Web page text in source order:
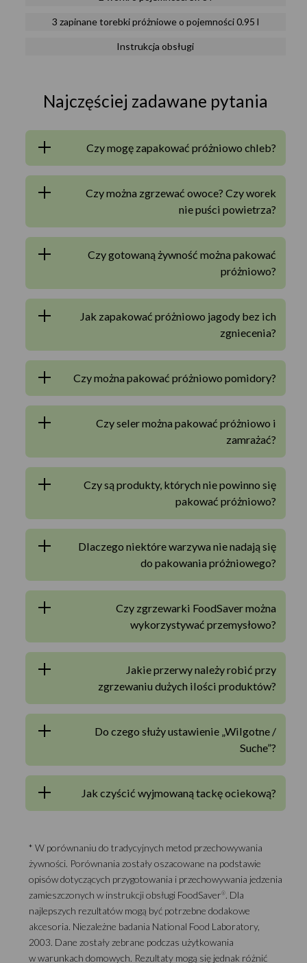
3 zapinane torebki próżniowe o pojemności 0.95 l
Instrukcja obsługi
Najczęściej zadawane pytania
Czy mogę zapakować próżniowo chleb?
Czy można zgrzewać owoce? Czy worek
nie puści powietrza?
Czy gotowaną żywność można pakować
próżniowo?
Jak zapakować próżniowo jagody bez ich
zgniecenia?
Czy można pakować próżniowo pomidory?
Czy seler można pakować próżniowo i
zamrażać?
Czy są produkty, których nie powinno się
pakować próżniowo?
Dlaczego niektóre warzywa nie nadają się
do pakowania próżniowego?
Czy zgrzewarki FoodSaver można
wykorzystywać przemysłowo?
Jakie przerwy należy robić przy
zgrzewaniu dużych ilości produktów?
Do czego służy ustawienie „Wilgotne /
Suche”?
Jak czyścić wyjmowaną tackę ociekową?
* W porównaniu do tradycyjnych metod przechowywania
żywności. Porównania zostały oszacowane na podstawie
opisów dotyczących przygotowania i przechowywania jedzenia
zamieszczonych w instrukcji obsługi FoodSaver®. Dla
najlepszych rezultatów mogą być potrzebne dodakowe
akcesoria. Niezależne badania National Food Laboratory,
2003. Dane zostały zebrane podczas użytkowania
w warunkach domowych. Rezultaty mogą się jednak różnić